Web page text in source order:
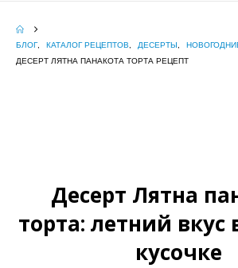
БЛОГ, КАТАЛОГ РЕЦЕПТОВ ДЕСЕРТЫ
ДЕСЕРТ ЛЯТНА ПАНАКОТА ТОРТА РЕЦЕПТ
Десерт Лятна
торта: летний
кусочке